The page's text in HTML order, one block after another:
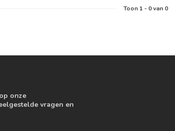
Toon 1- 0van 0
onze
vragen en